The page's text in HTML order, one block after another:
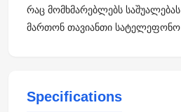
რაც მომხმარებლებს
მართონ თავიანთი
Specifications